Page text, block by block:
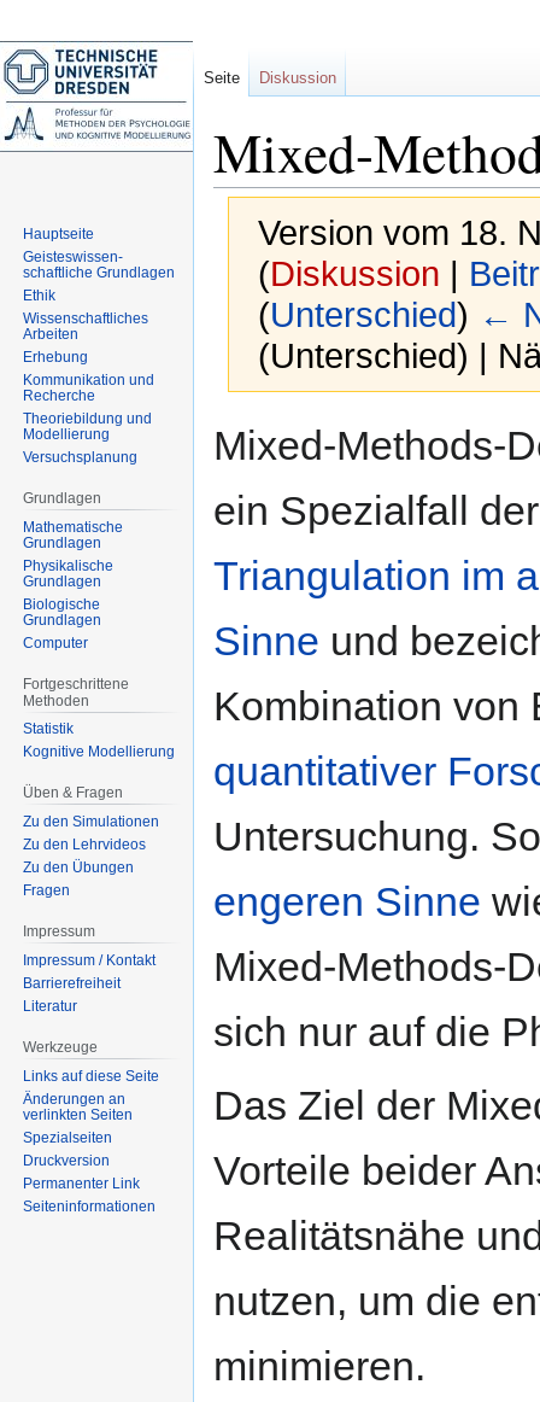
Mixed-
Version vom 18.
(Diskussion |
(Unterschied) ←
(Unterschied) |
Navigation
Suche
ein Spezialfall der
Triangulation im
Sinne und
Kombination von
quantitativer
Untersuchung.
engeren Sinne
Mixed-Methods-
sich nur auf die
Das Ziel der
Vorteile beider
Realitätsnähe
nutzen, um die
minimieren.
Seite Diskussion
Hauptseite
Geisteswissen-
schaftliche Grundlagen
Ethik
Wissenschaftliches
Arbeiten
Erhebung
Kommunikation und
Recherche
Theoriebildung und
Modellierung
Versuchsplanung
Grundlagen
Mathematische
Grundlagen
Physikalische
Grundlagen
Biologische
Grundlagen
Computer
Fortgeschrittene
Methoden
Statistik
Kognitive Modellierung
Üben & Fragen
Zu den Simulationen
Zu den Lehrvideos
Zu den Übungen
Fragen
Impressum
Impressum / Kontakt
Barrierefreiheit
Literatur
Werkzeuge
Links auf diese Seite
Änderungen an
verlinkten Seiten
Spezialseiten
Druckversion
Permanenter Link
Seiten­informationen